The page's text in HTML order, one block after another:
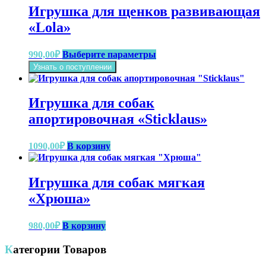
Опции
Игрушка для щенков развивающая
«Lola»
990,00₽ Выберите параметрыЭтот
товар
несколько
можно
выбрать
товара.
Узнать о поступлении
Игрушка для собак
апортировочная «Sticklaus»
1090,00₽ В корзину
Игрушка для собак мягкая
«Хрюша»
980,00₽ В корзину
Категории Товаров